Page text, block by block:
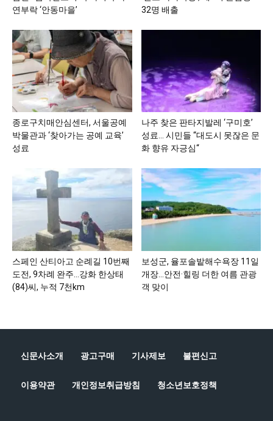
연부락 ‘안동마을’
32명 배출
종로구치매안심센터, 서울공예
박물관과 ‘찾아가는 공예 교육’
성료
나주 찾은 판타지발레 ‘구미호’
성료… 시민들 “대도시 못잖은 문
화 향유 자긍심“
스페인 산티아고 순례길 10번째
도전, 9차례 완주…강화 한상태
(84)씨, 누적 7천km
보성군, 율포솔밭해수욕장 11일
개장…안전·힐링 더한 여름 관광
객 맞이
신문사소개 광고구매 기사제보 불편신고
이용약관 개인정보취급방침 청소년보호정책